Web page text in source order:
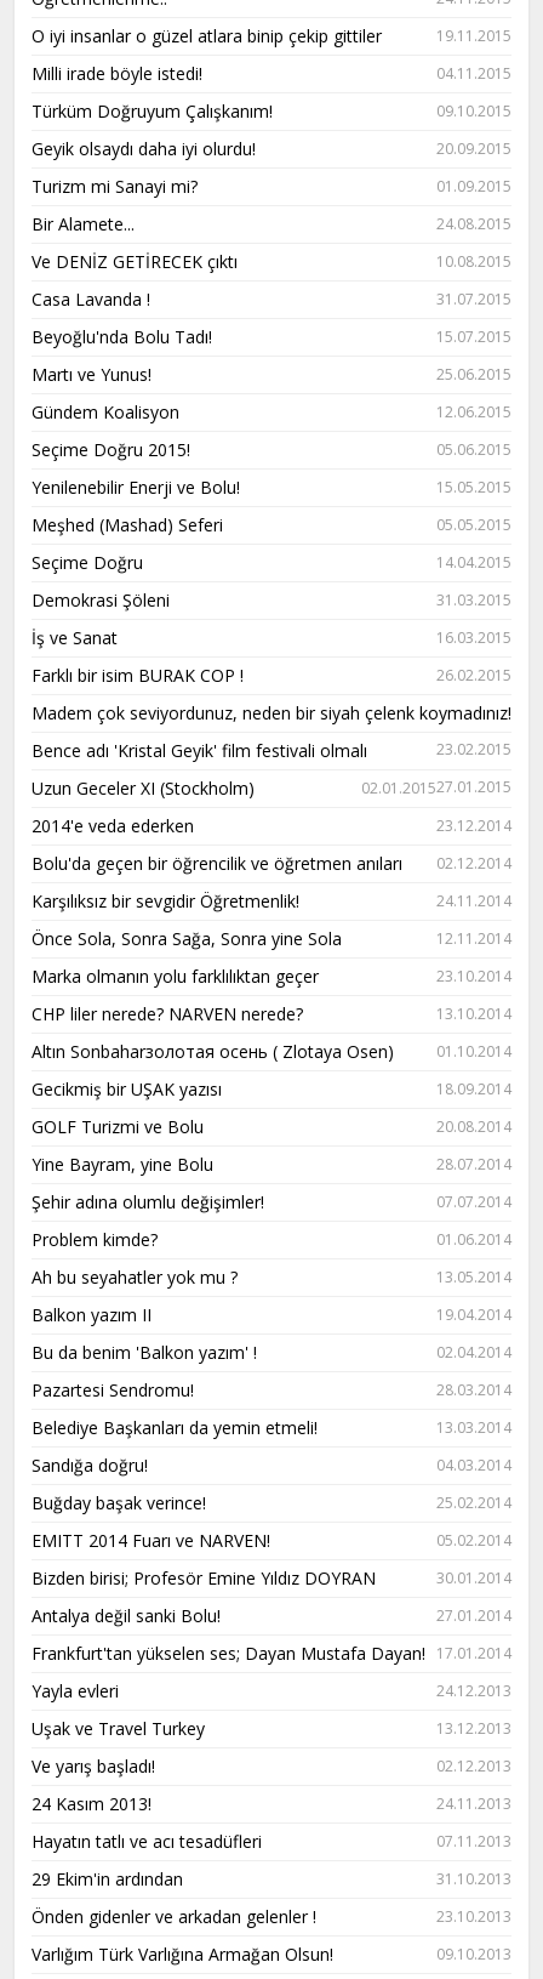
O iyi insanlar o güzel atlara binip çekip gittiler 19.11.2015
Milli irade böyle istedi! 04.11.2015
Türküm Doğruyum Çalışkanım! 09.10.2015
Geyik olsaydı daha iyi olurdu! 20.09.2015
Turizm mi Sanayi mi? 01.09.2015
Bir Alamete... 24.08.2015
Ve DENİZ GETİRECEK çıktı 10.08.2015
Casa Lavanda ! 31.07.2015
Beyoğlu'nda Bolu Tadı! 15.07.2015
Martı ve Yunus! 25.06.2015
Gündem Koalisyon 12.06.2015
Seçime Doğru 2015! 05.06.2015
Yenilenebilir Enerji ve Bolu! 15.05.2015
Meşhed (Mashad) Seferi 05.05.2015
Seçime Doğru 14.04.2015
Demokrasi Şöleni 31.03.2015
İş ve Sanat 16.03.2015
Farklı bir isim BURAK COP ! 26.02.2015
Madem çok seviyordunuz, neden bir siyah çelenk koymadınız!
23.02.2015
Bence adı 'Kristal Geyik' film festivali olmalı
27.01.2015
Uzun Geceler XI (Stockholm) 02.01.2015
2014'e veda ederken 23.12.2014
Bolu'da geçen bir öğrencilik ve öğretmen anıları 02.12.2014
Karşılıksız bir sevgidir Öğretmenlik! 24.11.2014
Önce Sola, Sonra Sağa, Sonra yine Sola 12.11.2014
Marka olmanın yolu farklılıktan geçer 23.10.2014
CHP liler nerede? NARVEN nerede? 13.10.2014
Altın Sonbaharзолотая осень ( Zlotaya Osen) 01.10.2014
Gecikmiş bir UŞAK yazısı 18.09.2014
GOLF Turizmi ve Bolu 20.08.2014
Yine Bayram, yine Bolu 28.07.2014
Şehir adına olumlu değişimler! 07.07.2014
Problem kimde? 01.06.2014
Ah bu seyahatler yok mu ? 13.05.2014
Balkon yazım II 19.04.2014
Bu da benim 'Balkon yazım' ! 02.04.2014
Pazartesi Sendromu! 28.03.2014
Belediye Başkanları da yemin etmeli! 13.03.2014
Sandığa doğru! 04.03.2014
Buğday başak verince! 25.02.2014
EMITT 2014 Fuarı ve NARVEN! 05.02.2014
Bizden birisi; Profesör Emine Yıldız DOYRAN 30.01.2014
Antalya değil sanki Bolu! 27.01.2014
Frankfurt'tan yükselen ses; Dayan Mustafa Dayan! 17.01.2014
Yayla evleri 24.12.2013
Uşak ve Travel Turkey 13.12.2013
Ve yarış başladı! 02.12.2013
24 Kasım 2013! 24.11.2013
Hayatın tatlı ve acı tesadüfleri 07.11.2013
29 Ekim'in ardından 31.10.2013
Önden gidenler ve arkadan gelenler ! 23.10.2013
Varlığım Türk Varlığına Armağan Olsun! 09.10.2013